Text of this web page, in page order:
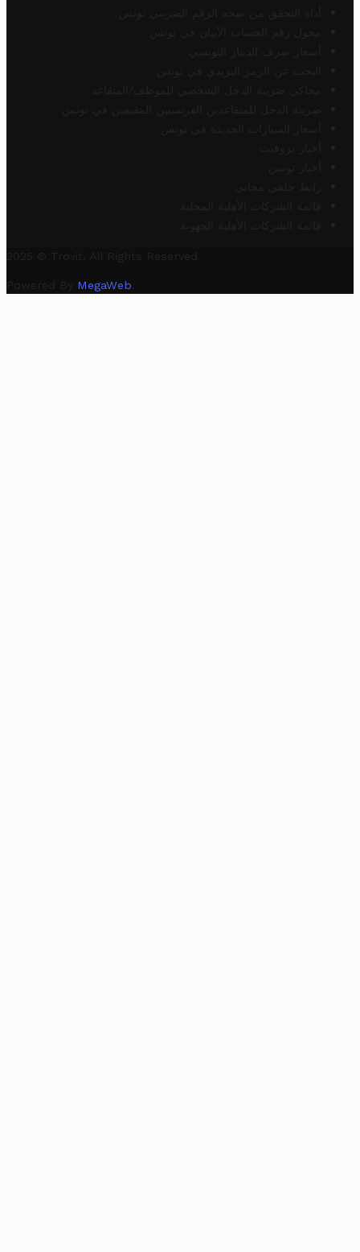
أداة التحقق من صحة الرقم الضريبي تونس
محول رقم الحساب الآيبان في تونس
أسعار صرف الدينار التونسي
البحث عن الرمز البريدي في تونس
محاكي ضريبة الدخل الشخصي للموظف/المتقاعد
ضريبة الدخل للمتقاعدين الفرنسيين المقيمين في تونس
أسعار السيارات الجديدة في تونس
أخبار تروفيت
أخبار تونس
رابط خلفي مجاني
قائمة الشركات الأهلية المحلية
قائمة الشركات الأهلية الجهوية
2025 © Trovit. All Rights Reserved.
Powered By MegaWeb